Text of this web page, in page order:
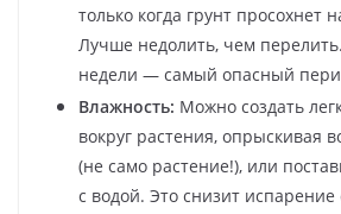
только когда грунт просохнет
Лучше недолить, чем
недели — самый опасный
Влажность: Можно создать
вокруг растения, опрыскивая
(не само растение!), или
с водой. Это снизит испарение